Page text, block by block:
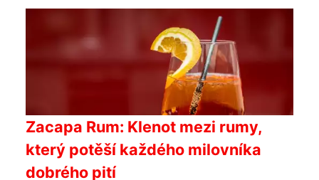
Zacapa Rum: Klenot mezi rumy,
který potěší každého milovníka
dobrého pití